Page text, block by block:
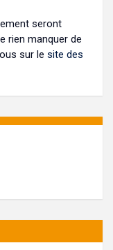
seront
rien manquer de
sur le site des